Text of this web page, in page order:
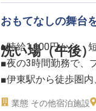
洗い場（午後
おもてなしの舞台
■時給1,100円から、
■夜の3時間勤務で、
■伊東駅から徒歩圏
■未経験歓迎、シンプ
業態 その他宿泊施設